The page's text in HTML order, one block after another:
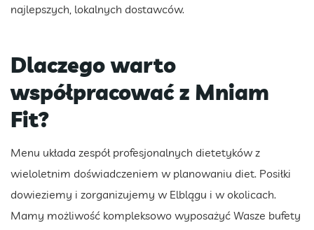
najlepszych, lokalnych dostawców.
Dlaczego warto
współpracować z Mniam
Fit?
Menu układa zespół profesjonalnych dietetyków z
wieloletnim doświadczeniem w planowaniu diet. Posiłki
dowieziemy i zorganizujemy w Elblągu i w okolicach.
Mamy możliwość kompleksowo wyposażyć Wasze bufety